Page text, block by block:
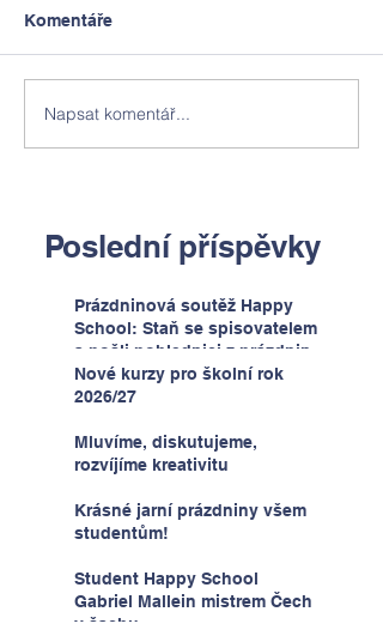
Komentáře
Napsat komentář...
Poslední příspěvky
Prázdninová soutěž Happy
School: Staň se spisovatelem
a pošli pohlednici z prázdnin
Nové kurzy pro školní rok
2026/27
Mluvíme, diskutujeme,
rozvíjíme kreativitu
Krásné jarní prázdniny všem
studentům!
Student Happy School
Gabriel Mallein mistrem Čech
v šachu